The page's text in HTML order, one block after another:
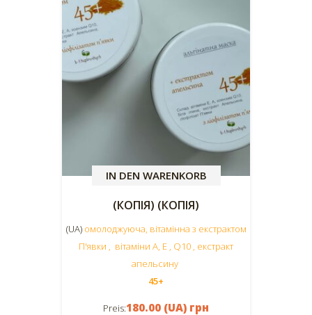
IN DEN WARENKORB
(КОПІЯ) (КОПІЯ)
(UA) омолоджуюча, вітамінна з екстрактом
П'явки , вітаміни А, Е , Q10 , екстракт
апельсину
45+
Preis:180.00 (UA) грн